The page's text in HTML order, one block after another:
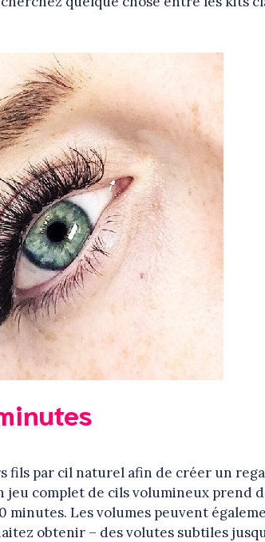
fils par cil naturel afin de créer un
jeu complet de cils volumineux prend
minutes. Les volumes peuvent
obtenir – des volutes subtiles